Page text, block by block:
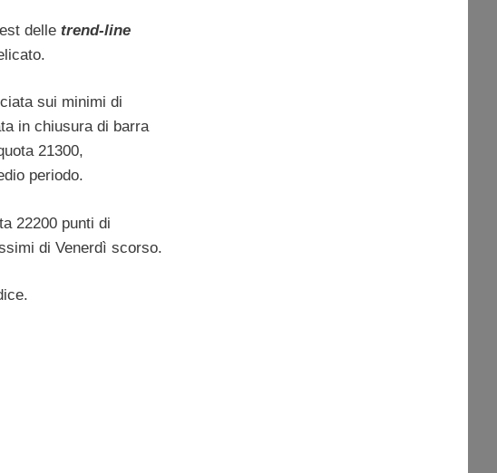
delle trend-line
sui minimi di
in chiusura di barra
21300,
periodo.
22200 punti di
di Venerdì scorso.